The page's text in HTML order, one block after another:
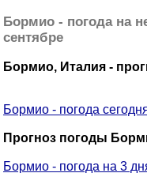
Бормио - погода на
сентябре
Бормио, Италия -
Бормио - погода
Прогноз погоды
Бормио - погода на 3